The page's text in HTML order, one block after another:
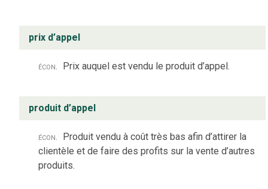
prix d’appel
écon. Prix auquel est vendu le produit d’appel.
produit d’appel
écon. Produit vendu à coût très bas afin d’attirer la
clientèle et de faire des profits sur la vente d’autres
produits.